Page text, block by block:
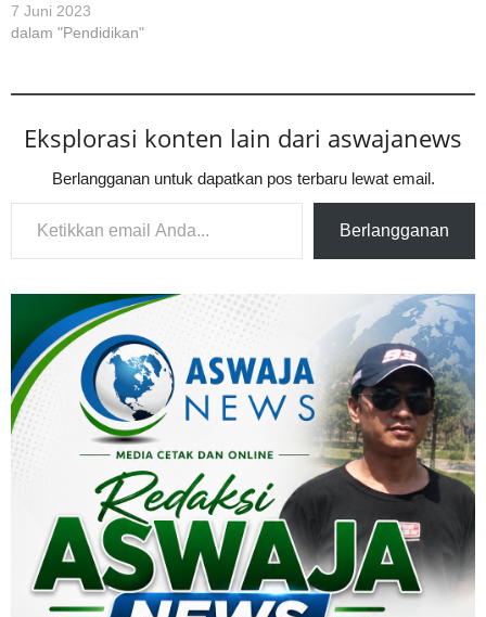
7 Juni 2023
dalam "Pendidikan"
Eksplorasi konten lain dari aswajanews
Berlangganan untuk dapatkan pos terbaru lewat email.
Ketikkan email Anda...
Berlangganan